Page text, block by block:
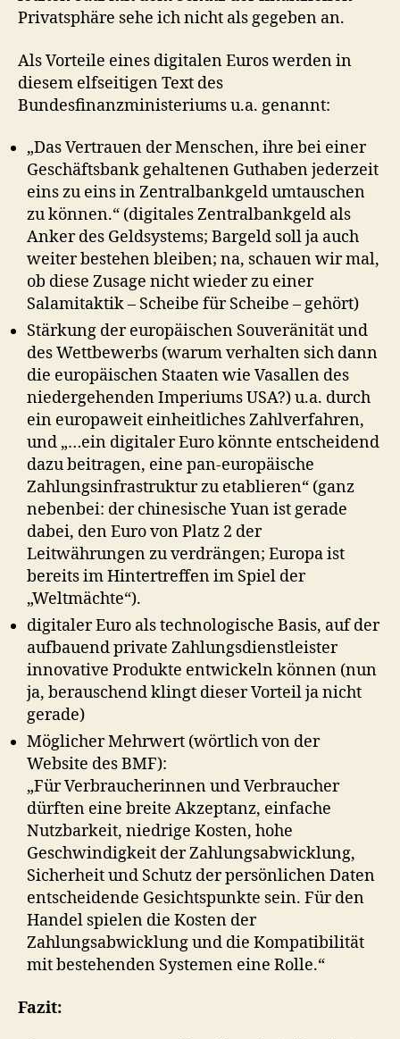
Privatsphäre sehe ich nicht als gegeben an.
Als Vorteile eines digitalen Euros werden in
diesem elfseitigen Text des
Bundesfinanzministeriums u.a. genannt:
„Das Vertrauen der Menschen, ihre bei einer
Geschäftsbank gehaltenen Guthaben jederzeit
eins zu eins in Zentralbankgeld umtauschen
zu können.“ (digitales Zentralbankgeld als
Anker des Geldsystems; Bargeld soll ja auch
weiter bestehen bleiben; na, schauen wir mal,
ob diese Zusage nicht wieder zu einer
Salamitaktik – Scheibe für Scheibe – gehört)
Stärkung der europäischen Souveränität und
des Wettbewerbs (warum verhalten sich dann
die europäischen Staaten wie Vasallen des
niedergehenden Imperiums USA?) u.a. durch
ein europaweit einheitliches Zahlverfahren,
und „…ein digitaler Euro könnte entscheidend
dazu beitragen, eine pan-europäische
Zahlungsinfrastruktur zu etablieren“ (ganz
nebenbei: der chinesische Yuan ist gerade
dabei, den Euro von Platz 2 der
Leitwährungen zu verdrängen; Europa ist
bereits im Hintertreffen im Spiel der
„Weltmächte“).
digitaler Euro als technologische Basis, auf der
aufbauend private Zahlungsdienstleister
innovative Produkte entwickeln können (nun
ja, berauschend klingt dieser Vorteil ja nicht
gerade)
Möglicher Mehrwert (wörtlich von der
Website des BMF):
„Für Verbraucherinnen und Verbraucher
dürften eine breite Akzeptanz, einfache
Nutzbarkeit, niedrige Kosten, hohe
Geschwindigkeit der Zahlungsabwicklung,
Sicherheit und Schutz der persönlichen Daten
entscheidende Gesichtspunkte sein. Für den
Handel spielen die Kosten der
Zahlungsabwicklung und die Kompatibilität
mit bestehenden Systemen eine Rolle.“
Fazit: